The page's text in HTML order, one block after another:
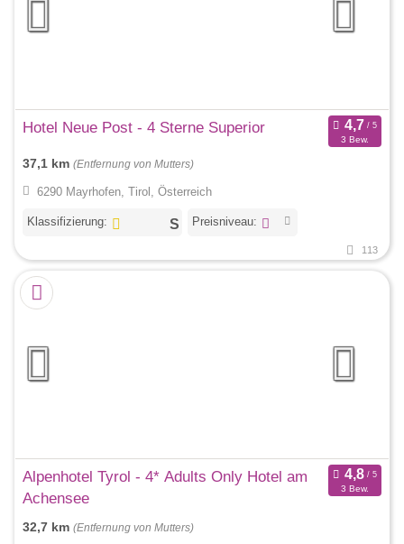
Hotel Neue Post - 4 Sterne Superior
3 Bew.
37,1 km (Entfernung von Mutters)
6290 Mayrhofen, Tirol, Österreich
Klassifizierung: Preisniveau:
113
Alpenhotel Tyrol - 4* Adults Only Hotel am
Achensee
3 Bew.
32,7 km (Entfernung von Mutters)